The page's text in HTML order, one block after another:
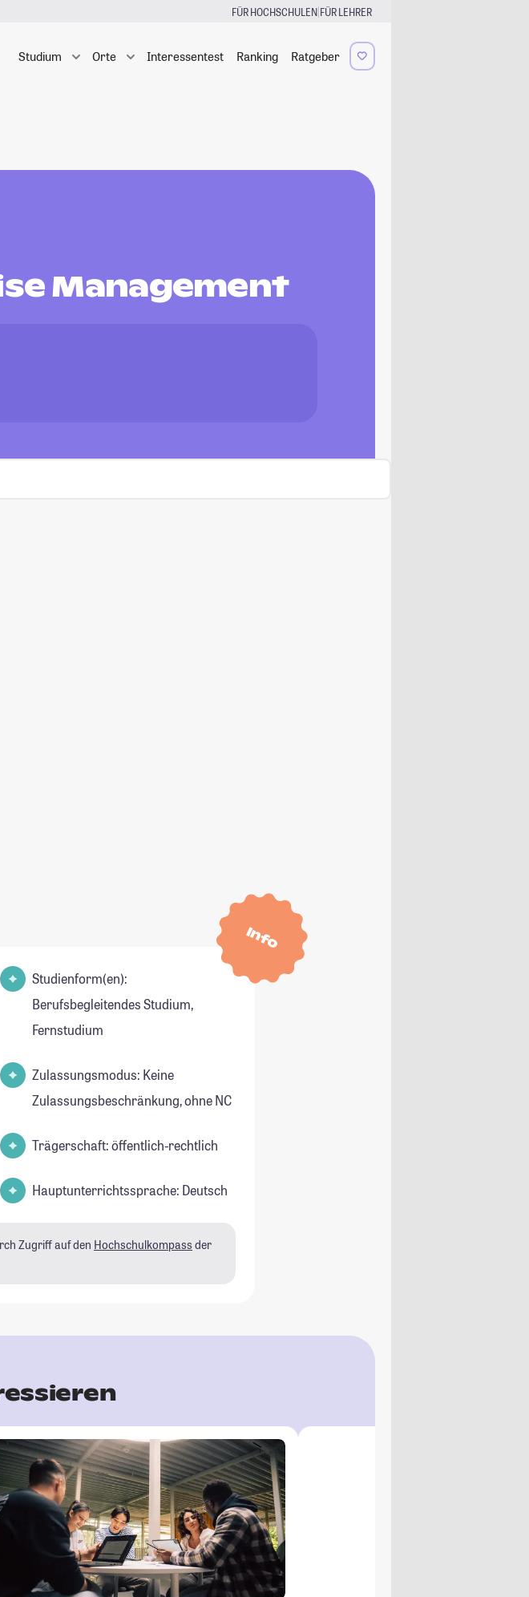
FÜR HOCHSCHULEN|FÜR LEHRER
Studium Orte Interessentest Ranking Ratgeber
Management
Info
Studienform(en):
Berufsbegleitendes Studium,
Fernstudium
Zulassungsmodus: Keine
Zulassungsbeschränkung, ohne NC
Trägerschaft: öffentlich-rechtlich
Hauptunterrichtssprache: Deutsch
Zugriff auf den Hochschulkompass der